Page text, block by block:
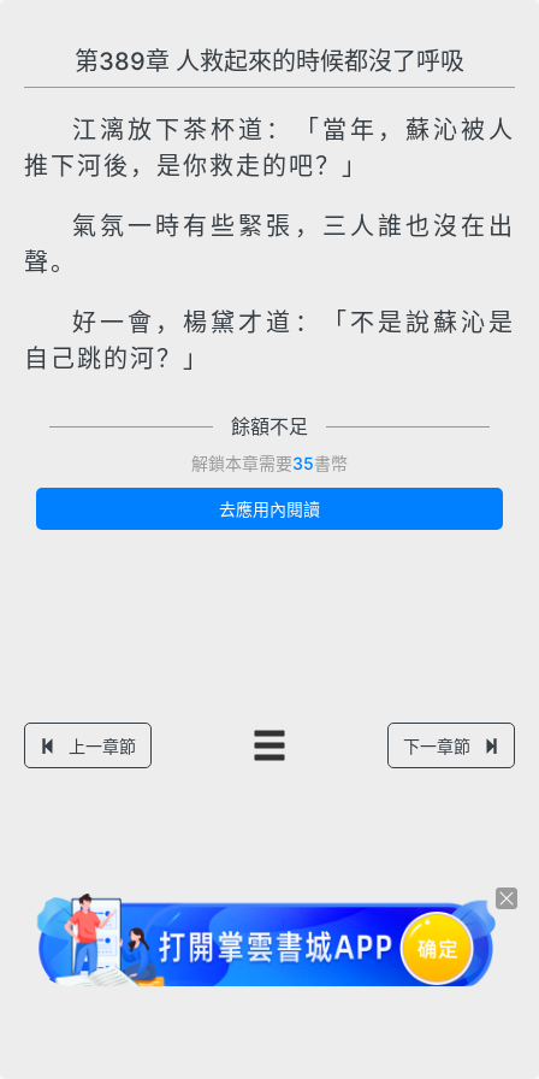
第389章 人救起來的時候都沒了呼吸
江漓放下茶杯道：「當年，蘇沁被人
推下河後，是你救走的吧？」
氣氛一時有些緊張，三人誰也沒在出
聲。
好一會，楊黛才道：「不是說蘇沁是
自己跳的河？」
餘額不足
解鎖本章需要35書幣
去應用內閱讀
上一章節 下一章節